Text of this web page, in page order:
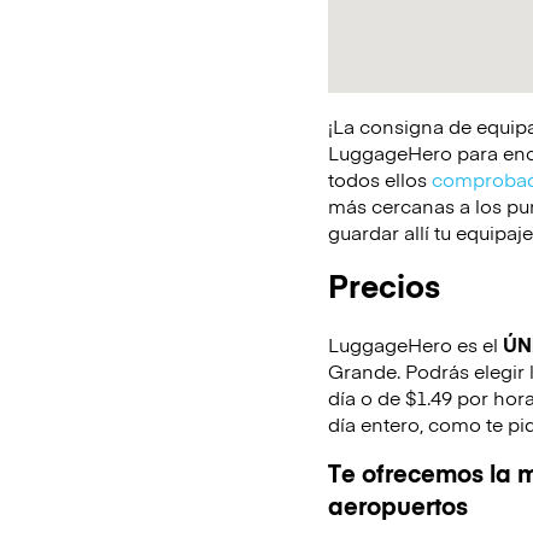
¡La consigna de
LuggageHero para
todos ellos
más cercanas a los
guardar allí tu
Precios
LuggageHero es el
Grande. Podrás
día o de $1.49 por
día entero, como te
Te ofrecemos la
aeropuertos